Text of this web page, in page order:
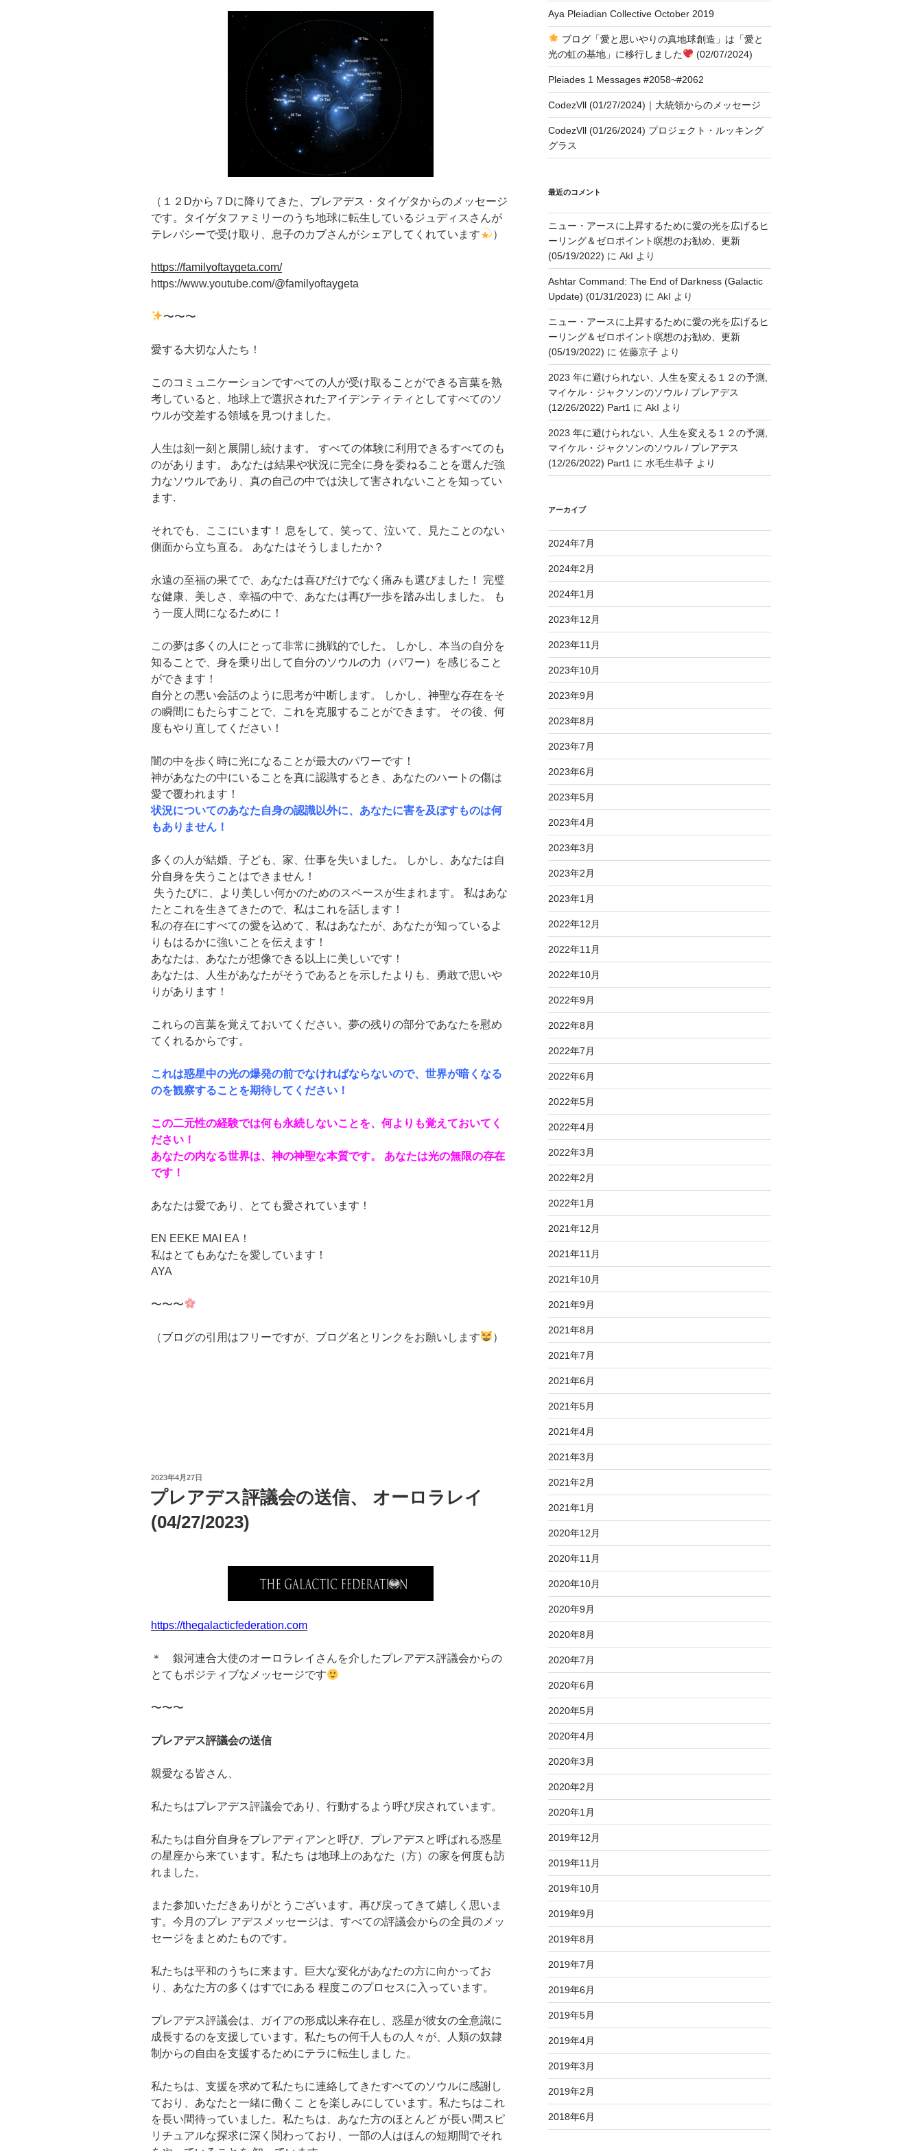
（１２Dから７Dに降りてきた、プレアデス・タイゲタからのメッセージ
です。タイゲタファミリーのうち地球に転生しているジュディスさんが
テレパシーで受け取り、息子のカブさんがシェアしてくれています
）
https://familyoftaygeta.com/
https://www.youtube.com/@familyoftaygeta
〜〜〜
愛する大切な人たち！
このコミュニケーションですべての人が受け取ることができる言葉を熟
考していると、地球上で選択されたアイデンティティとしてすべてのソ
ウルが交差する領域を見つけました。
人生は刻一刻と展開し続けます。 すべての体験に利用できるすべてのも
のがあります。 あなたは結果や状況に完全に身を委ねることを選んだ強
力なソウルであり、真の自己の中では決して害されないことを知ってい
ます.
それでも、ここにいます！ 息をして、笑って、泣いて、見たことのない
側面から立ち直る。 あなたはそうしましたか？
永遠の至福の果てで、あなたは喜びだけでなく痛みも選びました！ 完璧
な健康、美しさ、幸福の中で、あなたは再び一歩を踏み出しました。 も
う一度人間になるために！
この夢は多くの人にとって非常に挑戦的でした。 しかし、本当の自分を
知ることで、身を乗り出して自分のソウルの力（パワー）を感じること
ができます！
自分との悪い会話のように思考が中断します。 しかし、神聖な存在をそ
の瞬間にもたらすことで、これを克服することができます。 その後、何
度もやり直してください！
闇の中を歩く時に光になることが最大のパワーです！
神があなたの中にいることを真に認識するとき、あなたのハートの傷は
愛で覆われます！
状況についてのあなた自身の認識以外に、あなたに害を及ぼすものは何
もありません！
多くの人が結婚、子ども、家、仕事を失いました。 しかし、あなたは自
分自身を失うことはできません！
失うたびに、より美しい何かのためのスペースが生まれます。 私はあな
たとこれを生きてきたので、私はこれを話します！
私の存在にすべての愛を込めて、私はあなたが、あなたが知っているよ
りもはるかに強いことを伝えます！
あなたは、あなたが想像できる以上に美しいです！
あなたは、人生があなたがそうであるとを示したよりも、勇敢で思いや
りがあります！
これらの言葉を覚えておいてください。夢の残りの部分であなたを慰め
てくれるからです。
これは惑星中の光の爆発の前でなければならないので、世界が暗くなる
のを観察することを期待してください！
この二元性の経験では何も永続しないことを、何よりも覚えておいてく
ださい！
あなたの内なる世界は、神の神聖な本質です。 あなたは光の無限の存在
です！
あなたは愛であり、とても愛されています！
EN EEKE MAI EA！
私はとてもあなたを愛しています！
AYA
〜〜〜
（ブログの引用はフリーですが、ブログ名とリンクをお願いします ）
投
日:
2023年4月27日
プレアデス評議会の送信、 オーロラレイ
(04/27/2023)
https://thegalacticfederation.com
＊ 銀河連合大使のオーロラレイさんを介したプレアデス評議会からの
とてもポジティブなメッセージです
〜〜〜
プレアデス評議会の送信
親愛なる皆さん、
私たちはプレアデス評議会であり、行動するよう呼び戻されています。
私たちは自分自身をプレアディアンと呼び、プレアデスと呼ばれる惑星
の星座から来ています。私たち は地球上のあなた（方）の家を何度も訪
れました。
また参加いただきありがとうございます。再び戻ってきて嬉しく思いま
す。今月のプレ アデスメッセージは、すべての評議会からの全員のメッ
セージをまとめたものです。
私たちは平和のうちに来ます。巨大な変化があなたの方に向かってお
り、あなた方の多くはすでにある 程度このプロセスに入っています。
プレアデス評議会は、ガイアの形成以来存在し、惑星が彼女の全意識に
成長するのを支援しています。私たちの何千人もの人々が、人類の奴隷
制からの自由を支援するためにテラに転生しまし た。
私たちは、支援を求めて私たちに連絡してきたすべてのソウルに感謝し
ており、あなたと一緒に働くこ とを楽しみにしています。私たちはこれ
を長い間待っていました。私たちは、あなた方のほとんど が長い間スピ
リチュアルな探求に深く関わっており、一部の人はほんの短期間でそれ
Aya Pleiadian Collective October 2019
ブログ「愛と思いやりの真地球創造」は「愛と
光の虹の基地」に移行しました
(02/07/2024)
Pleiades 1 Messages #2058~#2062
CodezVll (01/27/2024)｜大統領からのメッセージ
CodezVll (01/26/2024) プロジェクト・ルッキング
グラス
最近のコメント
ニュー・アースに上昇するために愛の光を広げるヒ
ーリング＆ゼロポイント瞑想のお勧め、更新
(05/19/2022) に AkI より
Ashtar Command: The End of Darkness (Galactic
Update) (01/31/2023) に AkI より
ニュー・アースに上昇するために愛の光を広げるヒ
ーリング＆ゼロポイント瞑想のお勧め、更新
(05/19/2022) に 佐藤京子より
2023 年に避けられない、人生を変える１２の予測,
マイケル・ジャクソンのソウル / プレアデス
(12/26/2022) Part1 に AkI より
2023 年に避けられない、人生を変える１２の予測,
マイケル・ジャクソンのソウル / プレアデス
(12/26/2022) Part1 に 水毛生恭子より
アーカイブ
2024年7月
2024年2月
2024年1月
2023年12月
2023年11月
2023年10月
2023年9月
2023年8月
2023年7月
2023年6月
2023年5月
2023年4月
2023年3月
2023年2月
2023年1月
2022年12月
2022年11月
2022年10月
2022年9月
2022年8月
2022年7月
2022年6月
2022年5月
2022年4月
2022年3月
2022年2月
2022年1月
2021年12月
2021年11月
2021年10月
2021年9月
2021年8月
2021年7月
2021年6月
2021年5月
2021年4月
2021年3月
2021年2月
2021年1月
2020年12月
2020年11月
2020年10月
2020年9月
2020年8月
2020年7月
2020年6月
2020年5月
2020年4月
2020年3月
2020年2月
2020年1月
2019年12月
2019年11月
2019年10月
2019年9月
2019年8月
2019年7月
2019年6月
2019年5月
2019年4月
2019年3月
2019年2月
2018年6月